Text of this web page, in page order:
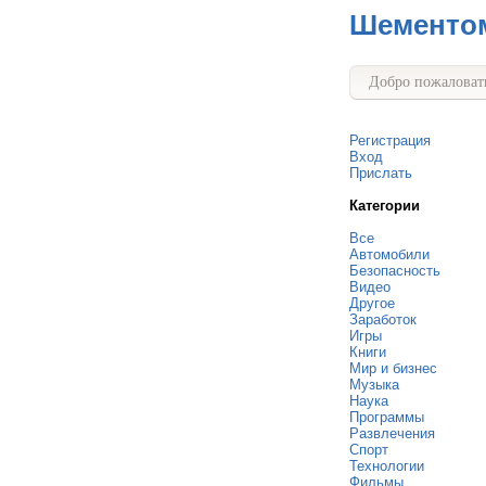
Добро
Регистрация
Вход
Прислать
Категории
Все
Автомобили
Безопасность
Видео
Другое
Заработок
Игры
Книги
Мир и бизнес
Музыка
Наука
Программы
Развлечения
Спорт
Технологии
Фильмы